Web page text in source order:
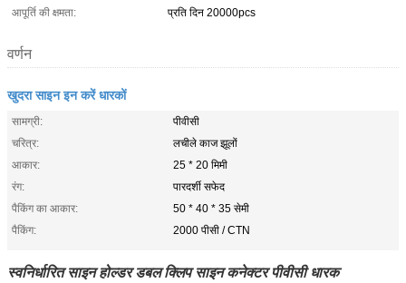
आपूर्ति की क्षमता:
प्रति दिन 20000pcs
वर्णन
खुदरा साइन इन करें धारकों
सामग्री:
पीवीसी
चरित्र:
लचीले काज झूलों
आकार:
25 * 20 मिमी
रंग:
पारदर्शी सफेद
पैकिंग का आकार:
50 * 40 * 35 सेमी
पैकिंग:
2000 पीसी / CTN
स्वनिर्धारित साइन होल्डर डबल क्लिप साइन कनेक्टर पीवीसी धारक